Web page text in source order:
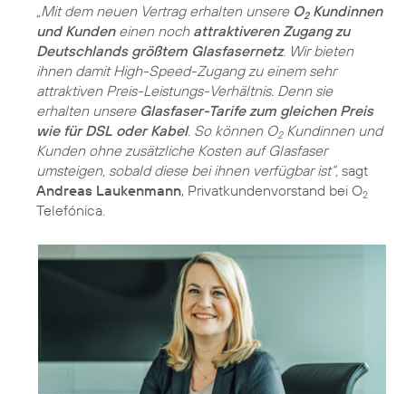
„Mit dem neuen Vertrag erhalten unsere O2Kundinnen
und Kundeneinen noch attraktiveren Zugang zu
Deutschlands größtem Glasfasernetz. Wir bieten
ihnen damit High-Speed-Zugang zu einem sehr
attraktiven Preis-Leistungs-Verhältnis. Denn sie
erhalten unsere Glasfaser-Tarife zum gleichen Preis
wie für DSL oder Kabel. So können O2Kundinnen und
Kunden ohne zusätzliche Kosten auf Glasfaser
umsteigen, sobald diese bei ihnen verfügbar ist“, sagt
Andreas Laukenmann, Privatkundenvorstand bei O2
Telefónica.